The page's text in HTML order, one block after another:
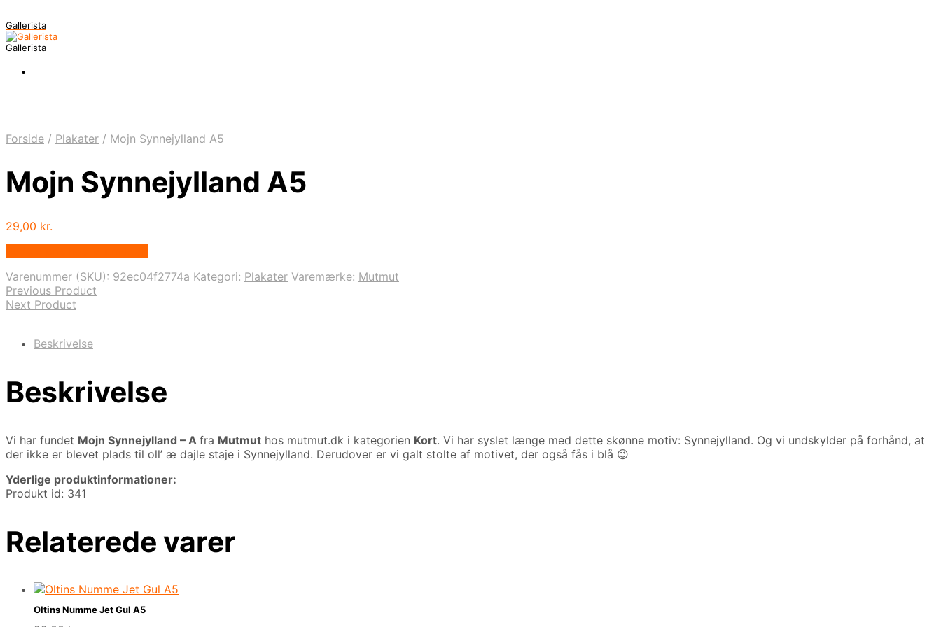
Gallerista
Gallerista
Forside / Plakater / Mojn Synnejylland A5
Mojn Synnejylland A5
29,00 kr.
Varenummer (SKU): 92ec04f2774a Kategori: Plakater Varemærke: Mutmut
Previous Product
Next Product
Beskrivelse
Beskrivelse
Vi har fundet Mojn Synnejylland – A fra Mutmut hos mutmut.dk i kategorien Kort. Vi har syslet længe med dette skønne motiv: Synnejylland. Og vi undskylder på forhånd, at
der ikke er blevet plads til oll’ æ dajle staje i Synnejylland. Derudover er vi galt stolte af motivet, der også fås i blå 😉
Yderlige produktinformationer:
Produkt id: 341
Relaterede varer
Oltins Numme Jet Gul A5